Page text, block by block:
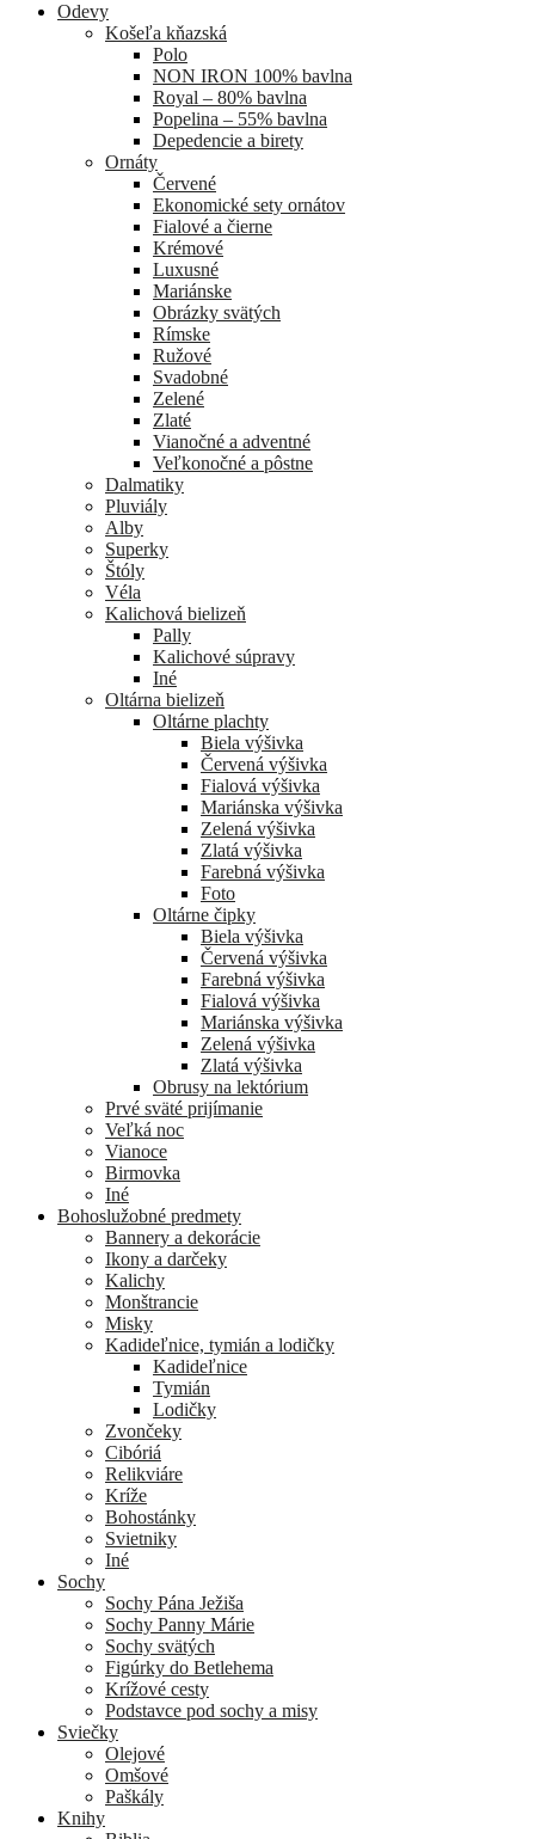
Odevy
Košeľa kňazská
Polo
NON IRON 100% bavlna
Royal – 80% bavlna
Popelina – 55% bavlna
Depedencie a birety
Ornáty
Červené
Ekonomické sety ornátov
Fialové a čierne
Krémové
Luxusné
Mariánske
Obrázky svätých
Rímske
Ružové
Svadobné
Zelené
Zlaté
Vianočné a adventné
Veľkonočné a pôstne
Dalmatiky
Pluviály
Alby
Superky
Štóly
Véla
Kalichová bielizeň
Pally
Kalichové súpravy
Iné
Oltárna bielizeň
Oltárne plachty
Biela výšivka
Červená výšivka
Fialová výšivka
Mariánska výšivka
Zelená výšivka
Zlatá výšivka
Farebná výšivka
Foto
Oltárne čipky
Biela výšivka
Červená výšivka
Farebná výšivka
Fialová výšivka
Mariánska výšivka
Zelená výšivka
Zlatá výšivka
Obrusy na lektórium
Prvé sväté prijímanie
Veľká noc
Vianoce
Birmovka
Iné
Bohoslužobné predmety
Bannery a dekorácie
Ikony a darčeky
Kalichy
Monštrancie
Misky
Kadideľnice, tymián a lodičky
Kadideľnice
Tymián
Lodičky
Zvončeky
Cibóriá
Relikviáre
Kríže
Bohostánky
Svietniky
Iné
Sochy
Sochy Pána Ježiša
Sochy Panny Márie
Sochy svätých
Figúrky do Betlehema
Krížové cesty
Podstavce pod sochy a misy
Sviečky
Olejové
Omšové
Paškály
Knihy